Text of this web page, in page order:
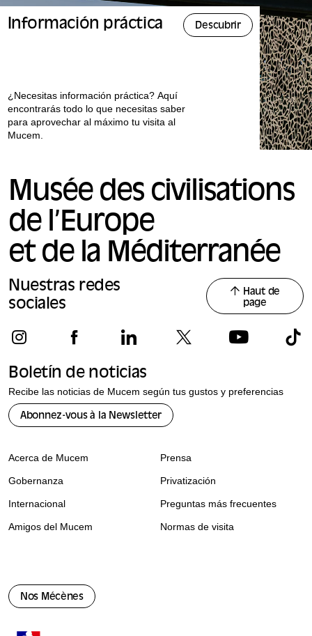
Información práctica Descubrir
¿Necesitas información práctica? Aquí
encontrarás todo lo que necesitas saber
para aprovechar al máximo tu visita al
Mucem.
Musée des civilisations
de l’Europe
et de la Méditerranée
Nuestras redes
sociales
Haut de
page
Boletín de noticias
Recibe las noticias de Mucem según tus gustos y preferencias
Abonnez-vous à la Newsletter
Nos Mécènes
Acerca de Mucem
Gobernanza
Internacional
Amigos del Mucem
Prensa
Privatización
Preguntas más frecuentes
Normas de visita